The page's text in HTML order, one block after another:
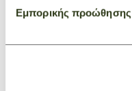
Εμπορικής προώθησης